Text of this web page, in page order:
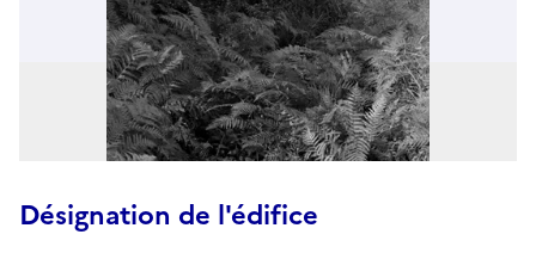
Désignation de l'édifice